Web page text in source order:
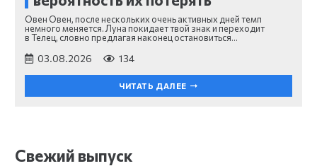
Овен Овен, после нескольких очень активных дней темп
немного меняется. Луна покидает твой знак и переходит
в Телец, словно предлагая наконец остановиться…
03.08.2026 134
ЧИТАТЬ ДАЛЕЕ
Свежий выпуск